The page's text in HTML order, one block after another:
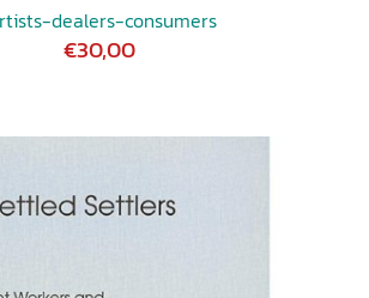
dealers-consumers
€30,00